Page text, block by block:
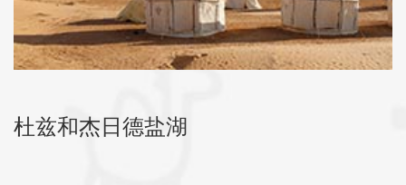
杜兹和杰日德盐湖